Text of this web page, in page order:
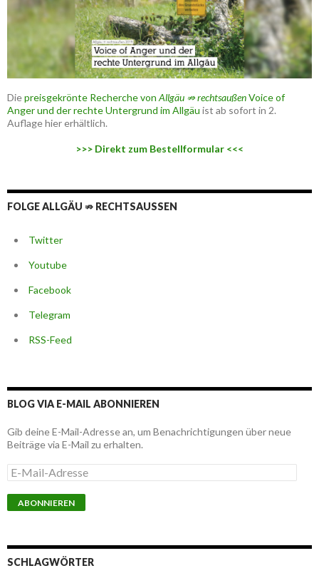
Diepreisgekrönte Recherche von Allgäu ⇏ rechtsaußenVoice of
Anger und der rechte Untergrund im Allgäu ist ab sofort in 2.
Auflage hier erhältlich.
>>> Direkt zum Bestellformular <<<
FOLGE ALLGÄU ⇏ RECHTSAUSSEN
Twitter
Youtube
Facebook
Telegram
RSS-Feed
BLOG VIA E-MAIL ABONNIEREN
Gib deine E-Mail-Adresse an, um Benachrichtigungen über neue
Beiträge via E-Mail zu erhalten.
E
-
M
a
-
A
SCHLAGWÖRTER